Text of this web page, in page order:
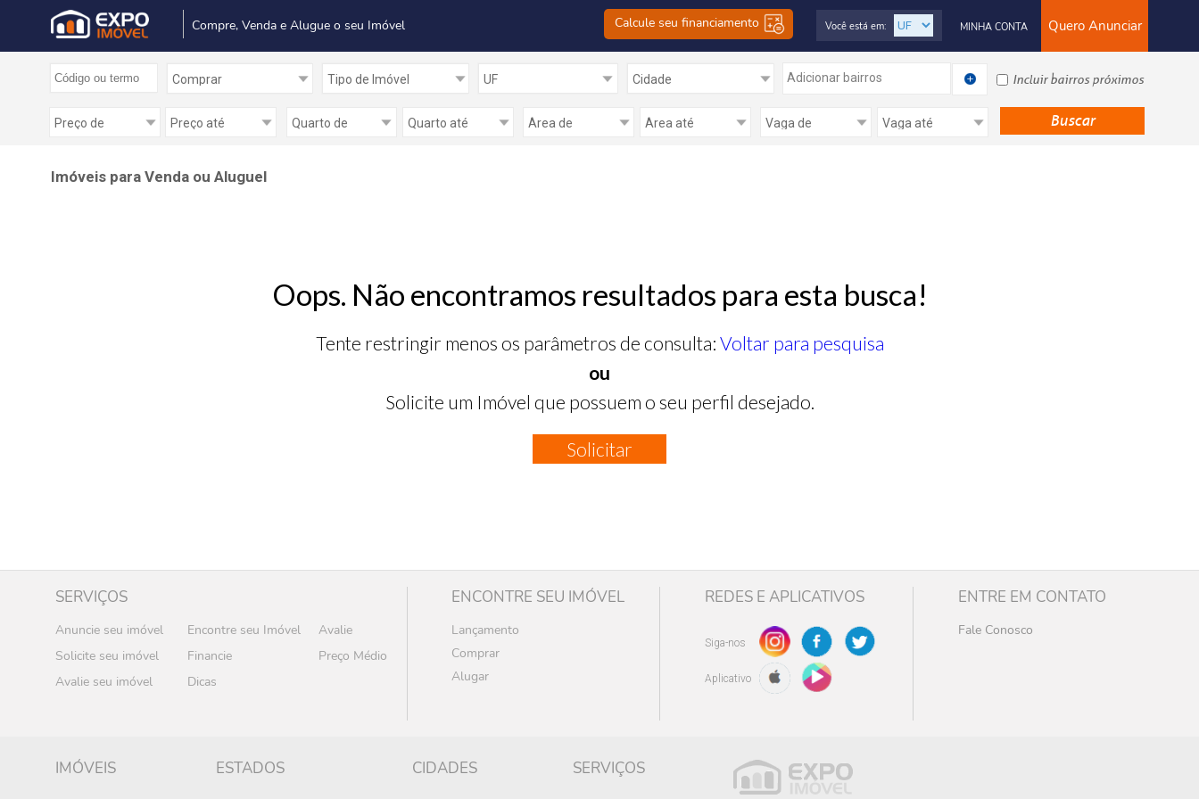
Compre, Venda e Alugue o seu Imóvel Calcule seu financiamento Quero Anunciar
MINHA CONTA
Você está em:
Adicionar bairros Incluir bairros próximos
Imóveis para Venda ou Aluguel
Oops. Não encontramos resultados para esta busca!
Tente restringir menos os parâmetros de consulta: Voltar para pesquisa
ou
Solicite um Imóvel que possuem o seu perfil desejado.
Solicitar
SERVIÇOS
Anuncie seu imóvel Encontre seu Imóvel
Avalie
Solicite seu imóvel
Financie
Preço Médio
Avalie seu imóvel
Dicas
ENCONTRE SEU IMÓVEL
Lançamento
Comprar
Alugar
REDES E APLICATIVOS
Siga-nos
Aplicativo
ENTRE EM CONTATO
Fale Conosco
IMÓVEIS ESTADOS CIDADES SERVIÇOS